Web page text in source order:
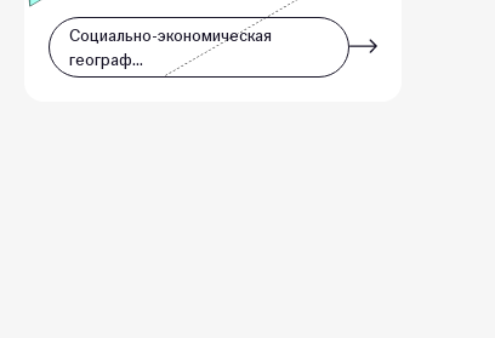
Социально-экономическая
географ…